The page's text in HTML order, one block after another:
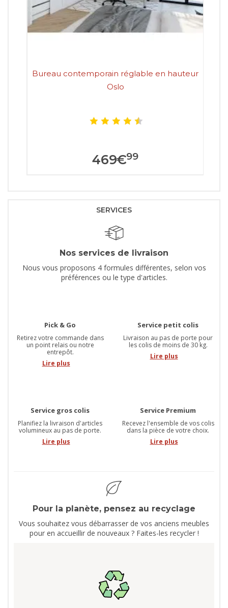
Bureau contemporain réglable en hauteur
Oslo
469€99
SERVICES
Nos services de livraison
Nous vous proposons 4 formules différentes, selon vos
préférences ou le type d'articles.
Pick & Go
Retirez votre commande dans
un point relais ou notre
entrepôt.
Lire plus
Service petit colis
Livraison au pas de porte pour
les colis de moins de 30 kg.
Lire plus
Service gros colis
Planifiez la livraison d'articles
volumineux au pas de porte.
Lire plus
Service Premium
Recevez l'ensemble de vos colis
dans la pièce de votre choix.
Lire plus
Pour la planète, pensez au recyclage
Vous souhaitez vous débarrasser de vos anciens meubles
pour en accueillir de nouveaux ? Faites-les recycler !